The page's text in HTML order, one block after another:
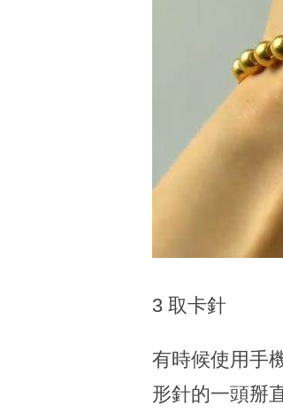
3 取卡針
有時候使用手
形針的一頭掰